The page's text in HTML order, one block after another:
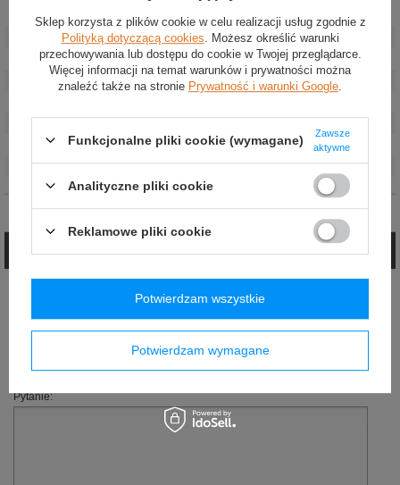
Stan
Nowy
Kategoria:
Bielizna rajdowa
Kolor :
Czarny
Grupa wiekowa:
Dorośli
Płeć:
Unisex
Materiał: Aramid
Opinie (0)
Zadaj pytanie
pytanie odnośnie tego produktu. Postaramy się odpowiedzieć tak szybko jak
tylko będzie to możliwe.
Pytanie:
Sklep korzysta z plików cookie w celu realizacji usług zgodnie z
Polityką dotyczącą cookies . Możesz określić warunki
przechowywania lub dostępu do cookie w Twojej przeglądarce.
Więcej informacji na temat warunków i prywatności można
znaleźć także na stronie Prywatność i warunki Google
Funkcjonalne pliki cookie (wymagane)
Zawsze
aktywne
Analityczne pliki cookie
Reklamowe pliki cookie
Potwierdzam wymagane
Potwierdzam wszystkie